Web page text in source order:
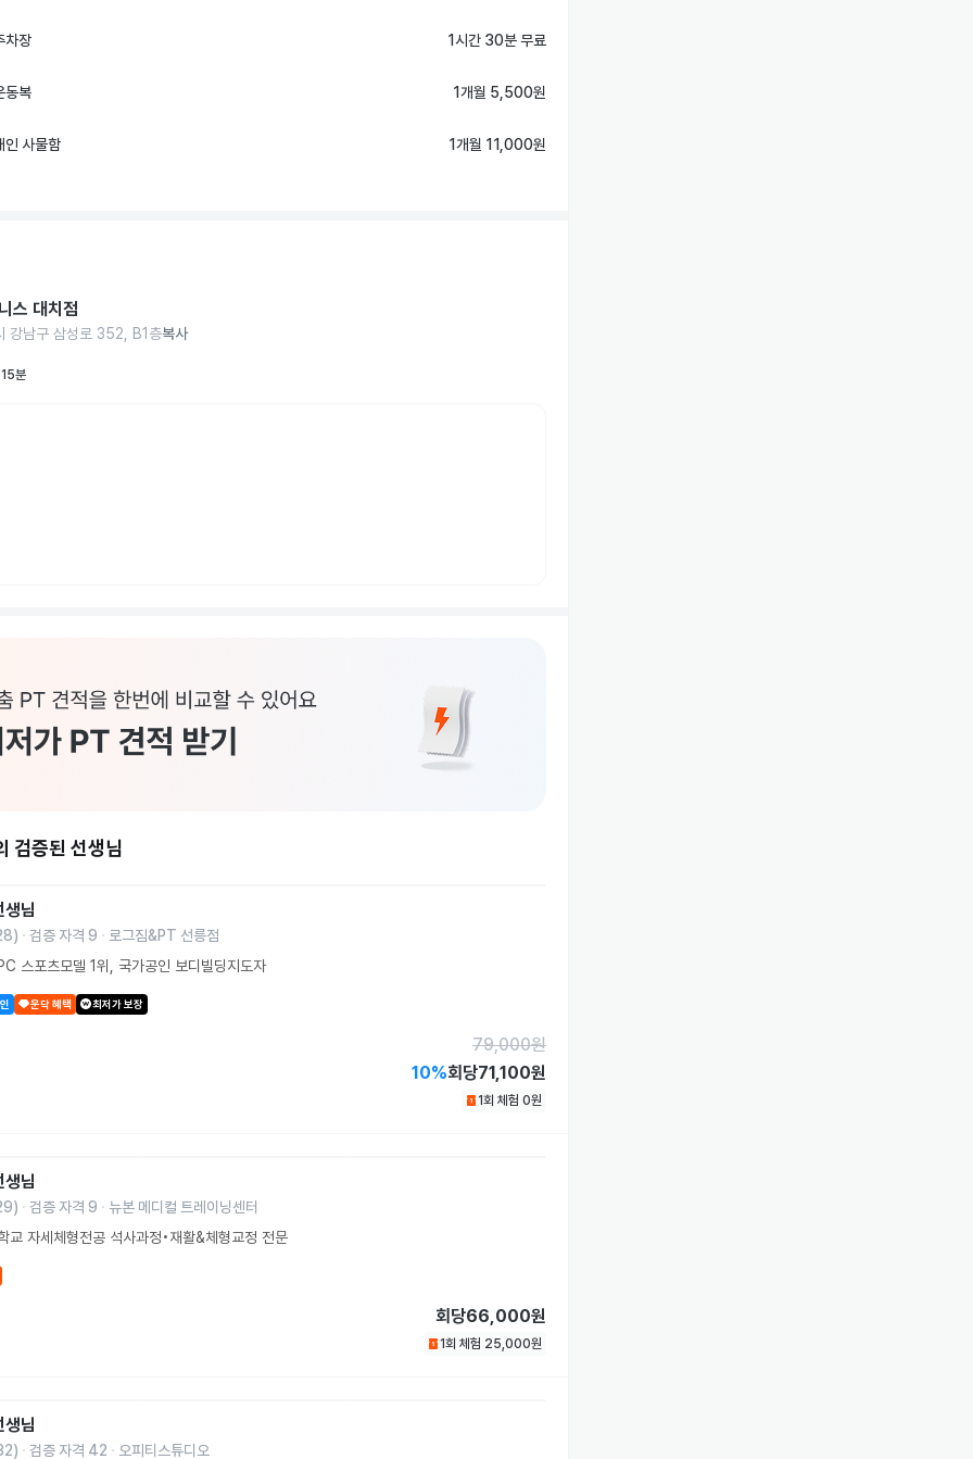
차장 1시간 30분 무료
동복 1개월 5,500원
인 사물함 1개월 11,000원
스 대치점
강남구 삼성로 352, B1층복사
분
검증된 선생님
님
) 검증 자격 9
로그짐&PT 선릉점
스포츠모델 1위, 국가공인 보디빌딩지도자
운닥 혜택 최저가 보장
79,000원
10%회당71,100원
1회 체험 0원
님
) 검증 자격 9
뉴본 메디컬 트레이닝센터
교 자세체형전공 석사과정•재활&체형교정 전문
회당66,000원
1회 체험 25,000원
님
) 검증 자격 42 오피티스튜디오